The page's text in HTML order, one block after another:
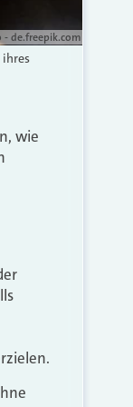
- de.freepik.com
ihres
wie